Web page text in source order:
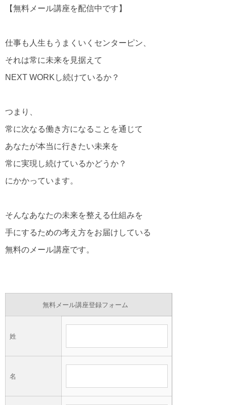
【無料メール講座を配信中です】
仕事も人生もうまくいくセンターピン、
それは常に未来を見据えて
NEXT WORKし続けているか？
つまり、
常に次なる働き方になることを通じて
あなたが本当に行きたい未来を
常に実現し続けているかどうか？
にかかっています。
そんなあなたの未来を整える仕組みを
手にするための考え方をお届けしている
無料のメール講座です。
無料メール講座登録フォーム
姓
名